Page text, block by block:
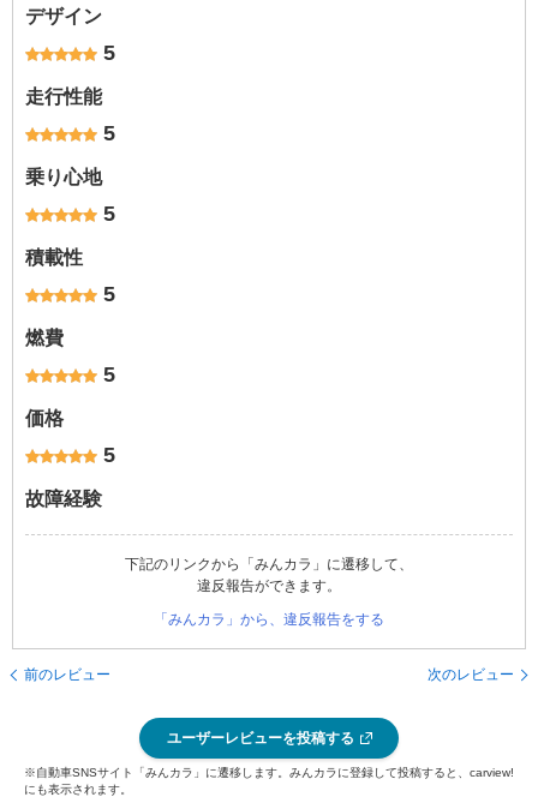
デザイン
5
走行性能
5
乗り心地
5
積載性
5
燃費
5
価格
5
故障経験
下記のリンクから「みんカラ」に遷移して、
違反報告ができます。
「みんカラ」から、違反報告をする
前のレビュー 次のレビュー
ユーザーレビューを投稿する
※自動車SNSサイト「みんカラ」に遷移します。みんカラに登録して投稿すると、carview!
にも表示されます。